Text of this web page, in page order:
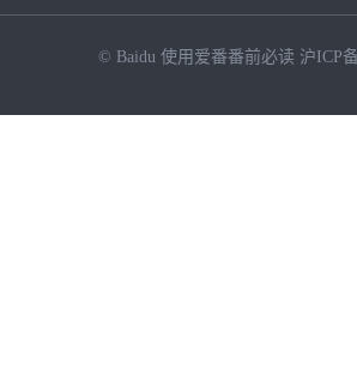
© Baidu 使用爱番番前必读 沪ICP